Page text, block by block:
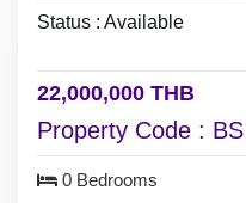
Property Code :
0 Bedrooms
Status : Available
22,000,000 THB